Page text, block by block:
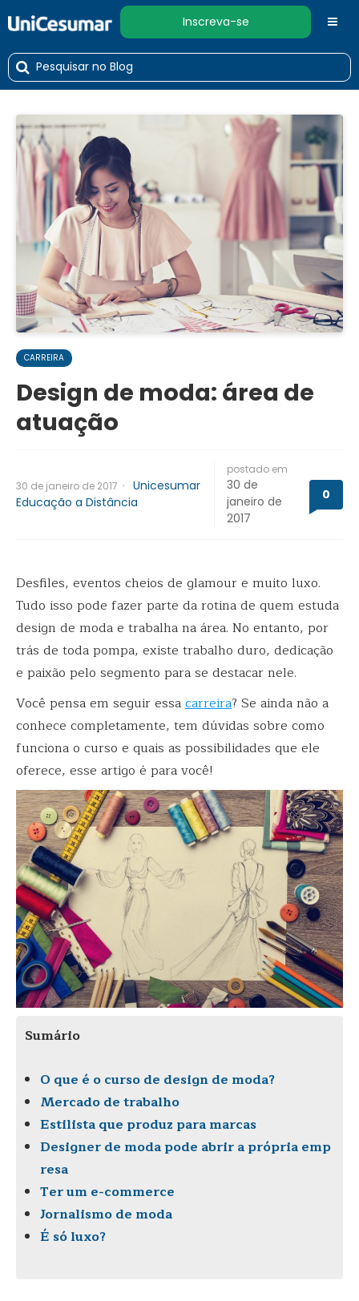
Inscreva-se
CARREIRA
Design de moda: área de
atuação
30 de janeiro de 2017 · Unicesumar
Educação a Distância
postado em
30 de
janeiro de
2017
0
Desfiles, eventos cheios de glamour e muito luxo.
Tudo isso pode fazer parte da rotina de quem estuda
design de moda e trabalha na área. No entanto, por
trás de toda pompa, existe trabalho duro, dedicação
e paixão pelo segmento para se destacar nele.
Você pensa em seguir essacarreira? Se ainda não a
conhece completamente, tem dúvidas sobre como
funciona o curso e quais as possibilidades que ele
oferece, esse artigo é para você!
Sumário
O que é o curso de design de moda?
Mercado de trabalho
Estilista que produz para marcas
Designer de moda pode abrir a própria emp
resa
Ter um e-commerce
Jornalismo de moda
É só luxo?